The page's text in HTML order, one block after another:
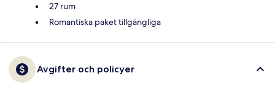
27 rum
Romantiska paket tillgängliga
Avgifter och policyer